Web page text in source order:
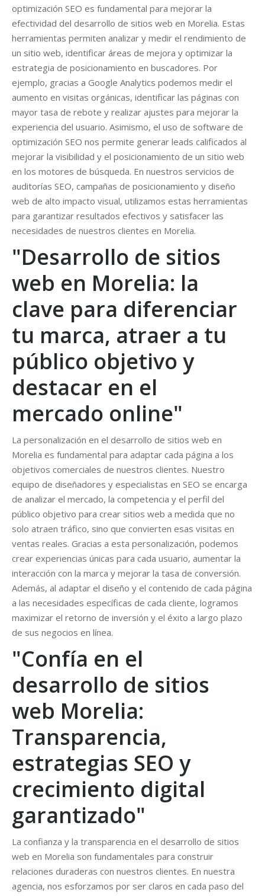
optimización SEO es fundamental para mejorar la
efectividad del desarrollo de sitios web en Morelia. Estas
herramientas permiten analizar y medir el rendimiento de
un sitio web, identificar áreas de mejora y optimizar la
estrategia de posicionamiento en buscadores. Por
ejemplo, gracias a Google Analytics podemos medir el
aumento en visitas orgánicas, identificar las páginas con
mayor tasa de rebote y realizar ajustes para mejorar la
experiencia del usuario. Asimismo, el uso de software de
optimización SEO nos permite generar leads calificados al
mejorar la visibilidad y el posicionamiento de un sitio web
en los motores de búsqueda. En nuestros servicios de
auditorías SEO, campañas de posicionamiento y diseño
web de alto impacto visual, utilizamos estas herramientas
para garantizar resultados efectivos y satisfacer las
necesidades de nuestros clientes en Morelia.
"Desarrollo de sitios
web en Morelia: la
clave para diferenciar
tu marca, atraer a tu
público objetivo y
destacar en el
mercado online"
La personalización en el desarrollo de sitios web en
Morelia es fundamental para adaptar cada página a los
objetivos comerciales de nuestros clientes. Nuestro
equipo de diseñadores y especialistas en SEO se encarga
de analizar el mercado, la competencia y el perfil del
público objetivo para crear sitios web a medida que no
solo atraen tráfico, sino que convierten esas visitas en
ventas reales. Gracias a esta personalización, podemos
crear experiencias únicas para cada usuario, aumentar la
interacción con la marca y mejorar la tasa de conversión.
Además, al adaptar el diseño y el contenido de cada página
a las necesidades específicas de cada cliente, logramos
maximizar el retorno de inversión y el éxito a largo plazo
de sus negocios en línea.
"Confía en el
desarrollo de sitios
web Morelia:
Transparencia,
estrategias SEO y
crecimiento digital
garantizado"
La confianza y la transparencia en el desarrollo de sitios
web en Morelia son fundamentales para construir
relaciones duraderas con nuestros clientes. En nuestra
agencia, nos esforzamos por ser claros en cada paso del